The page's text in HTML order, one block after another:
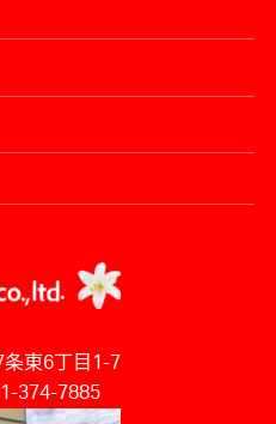
東6丁目1-7
374-7885